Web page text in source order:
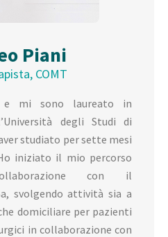
Piani
COMT
e mi sono laureato in
degli Studi di
studiato per sette mesi
iniziato il mio percorso
con il
svolgendo attività sia a
domiciliare per pazienti
in collaborazione con